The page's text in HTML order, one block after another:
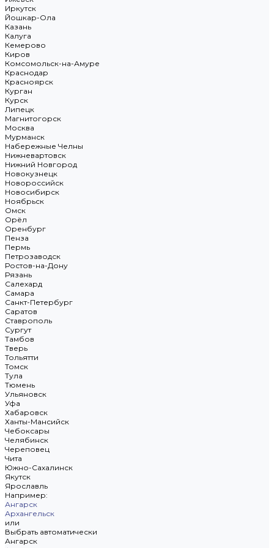
Иркутск
Йошкар-Ола
Казань
Калуга
Кемерово
Киров
Комсомольск-на-Амуре
Краснодар
Красноярск
Курган
Курск
Липецк
Магнитогорск
Москва
Мурманск
Набережные Челны
Нижневартовск
Нижний Новгород
Новокузнецк
Новороссийск
Новосибирск
Ноябрьск
Омск
Орёл
Оренбург
Пенза
Пермь
Петрозаводск
Ростов-на-Дону
Рязань
Салехард
Самара
Санкт-Петербург
Саратов
Ставрополь
Сургут
Тамбов
Тверь
Тольятти
Томск
Тула
Тюмень
Ульяновск
Уфа
Хабаровск
Ханты-Мансийск
Чебоксары
Челябинск
Череповец
Чита
Южно-Сахалинск
Якутск
Ярославль
Например:
Ангарск
Архангельск
или
Выбрать автоматически
Ангарск